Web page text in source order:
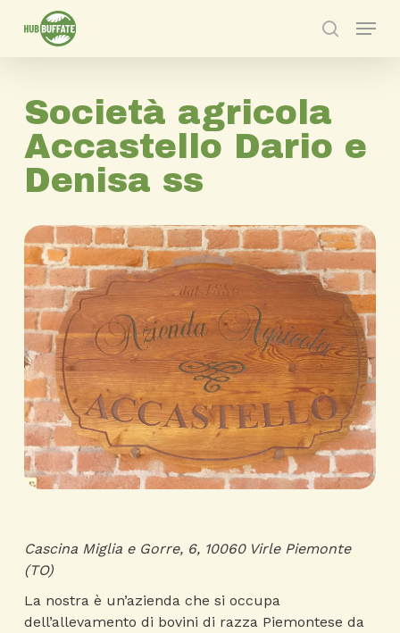
search
Menu
Società agricola
Accastello Dario e
Denisa ss
Cascina Miglia e Gorre, 6, 10060 Virle Piemonte
(TO)
La nostra è un’azienda che si occupa
dell’allevamento di bovini di razza Piemontese da